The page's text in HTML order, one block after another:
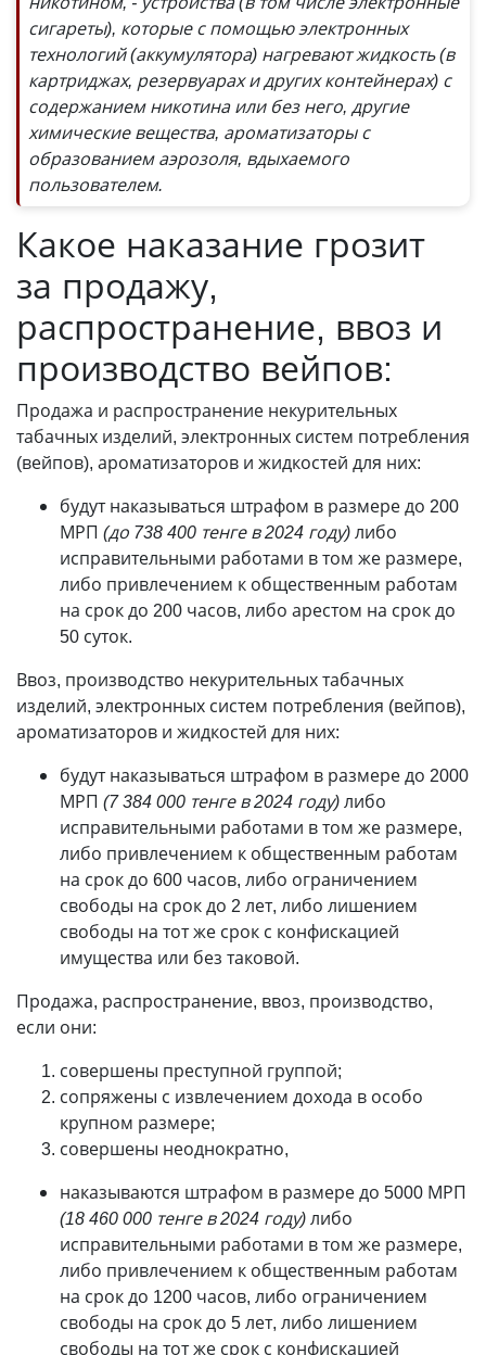
сигареты), которые с помощью электронных
технологий (аккумулятора) нагревают жидкость (в
картриджах, резервуарах и других контейнерах) с
содержанием никотина или без него, другие
химические вещества, ароматизаторы с
образованием аэрозоля, вдыхаемого
пользователем.
Какое наказание грозит
за продажу,
распространение, ввоз и
производство вейпов:
Продажа и распространение некурительных
табачных изделий, электронных систем потребления
(вейпов), ароматизаторов и жидкостей для них:
будут наказываться штрафом в размере до 200
МРП (до 738 400 тенге в 2024 году)либо
исправительными работами в том же размере,
либо привлечением к общественным работам
на срок до 200 часов, либо арестом на срок до
50 суток.
Ввоз, производство некурительных табачных
изделий, электронных систем потребления (вейпов),
ароматизаторов и жидкостей для них:
будут наказываться штрафом в размере до 2000
МРП (7 384 000 тенге в 2024 году)либо
исправительными работами в том же размере,
либо привлечением к общественным работам
на срок до 600 часов, либо ограничением
свободы на срок до 2 лет, либо лишением
свободы на тот же срок с конфискацией
имущества или без таковой.
Продажа, распространение, ввоз, производство,
если они:
совершены преступной группой;
сопряжены с извлечением дохода в особо
крупном размере;
совершены неоднократно,
наказываются штрафом в размере до 5000 МРП
(18 460 000 тенге в 2024 году)либо
исправительными работами в том же размере,
либо привлечением к общественным работам
на срок до 1200 часов, либо ограничением
свободы на срок до 5 лет, либо лишением
свободы на тот же срок с конфискацией